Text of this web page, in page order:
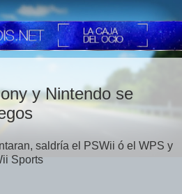
y Nintendo se
saldría el PSWii ó el WPS y
Sports